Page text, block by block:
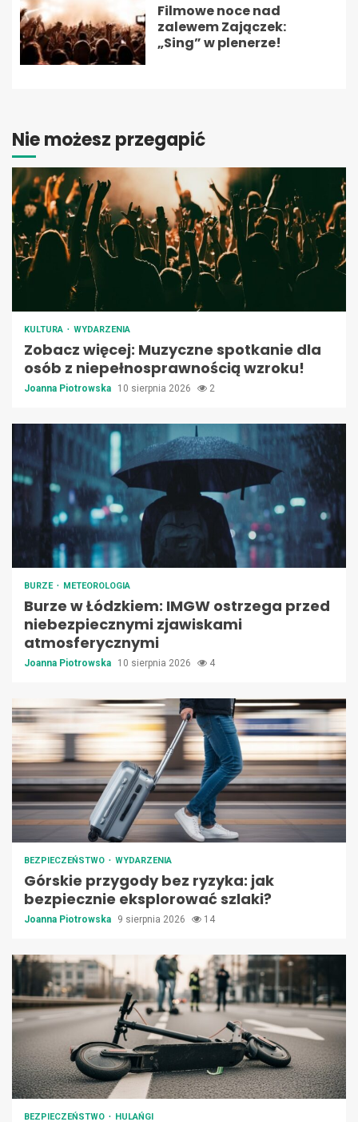
Filmowe noce nad
zalewem Zajączek:
„Sing” w plenerze!
Nie możesz przegapić
KULTURA WYDARZENIA
Zobacz więcej: Muzyczne spotkanie dla
osób z niepełnosprawnością wzroku!
Joanna Piotrowska 10 sierpnia 2026 2
BURZE METEOROLOGIA
Burze w Łódzkiem: IMGW ostrzega przed
niebezpiecznymi zjawiskami
atmosferycznymi
Joanna Piotrowska 10 sierpnia 2026 4
BEZPIECZEŃSTWO WYDARZENIA
Górskie przygody bez ryzyka: jak
bezpiecznie eksplorować szlaki?
Joanna Piotrowska 9 sierpnia 2026 14
BEZPIECZEŃSTWO HULAŃGI